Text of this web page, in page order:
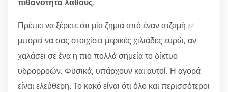
Πρέπει να ξέρετε ότι μία ζημιά από έναν ατζαμή ✅
μπορεί να σας στοιχίσει μερικές χιλιάδες ευρώ, αν
χαλάσει σε ένα η πιο πολλά σημεία το δίκτυο
υδρορροών. Φυσικά, υπάρχουν και αυτοί. Η αγορά
είναι ελεύθερη. Το κακό είναι ότι όλο και περισσότεροι